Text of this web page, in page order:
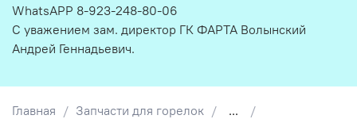
Главная Запчасти для горелок
...
WhatsAPP 8-923-248-80-06
С уважением зам. директор ГК ФАРТА Волынский
Андрей Геннадьевич.